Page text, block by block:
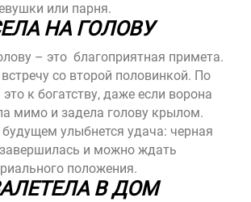
или парня.
НА ГОЛОВУ
– это благоприятная примета.
со второй половинкой. По
к богатству, даже если ворона
мимо и задела голову крылом.
улыбнется удача: черная
и можно ждать
положения.
В ДОМ